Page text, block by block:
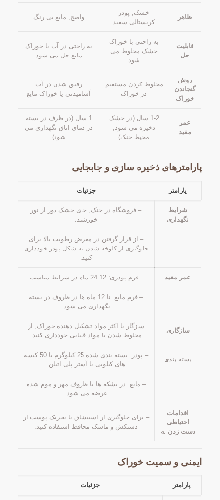
ظاهر
خشک, پودر
کریستالی سفید
واضح, مایع بی رنگ
قابلیت
حل
به راحتی با خوراک
خشک مخلوط می
شود
به راحتی در آب یا خوراک
مایع حل می شود
روش
گنجاندن
خوراک
مخلوط کردن مستقیم
در خوراک
رقیق شدن در آب
آشامیدنی یا خوراک مایع
عمر
مفید
1-2 سال (در خشک
ذخیره می شود,
محیط خنک)
1 سال (در ظرف در بسته
در دمای اتاق نگهداری می
شود)
پارامترهای ذخیره سازی و جابجایی
پارامتر جزئیات
شرایط
نگهداری
– فروشگاه در خنک, جای خشک دور از نور
خورشید.
– از قرار گرفتن در معرض رطوبت بالا برای
جلوگیری از کلوخه شدن به شکل پودر خودداری
کنید.
عمر مفید – فرم پودری: 12-24 ماه در شرایط مناسب.
– فرم مایع: تا 12 ماه ها در ظروف در بسته
نگهداری می شود.
سازگاری
سازگار با اکثر مواد تشکیل دهنده خوراک; از
مخلوط شدن با مواد قلیایی خودداری کنید.
بسته بندی
– پودر: بسته بندی شده 25 کیلوگرم یا 50 کیسه
های کیلویی با آستر پلی اتیلن.
– مایع: در بشکه ها یا ظروف مهر و موم شده
عرضه می شود.
اقدامات
احتیاطی
دست زدن به
– برای جلوگیری از استنشاق یا تحریک پوست از
دستکش و ماسک محافظ استفاده کنید.
ایمنی و سمیت خوراک
پارامتر جزئیات